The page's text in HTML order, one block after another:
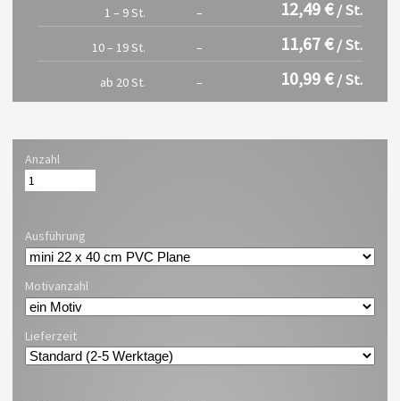
1 – 9 St. – 12,49 €/ St.
10 – 19 St. – 11,67 €/ St.
ab 20 St. – 10,99 €/ St.
Anzahl
Ausführung
Motivanzahl
Lieferzeit